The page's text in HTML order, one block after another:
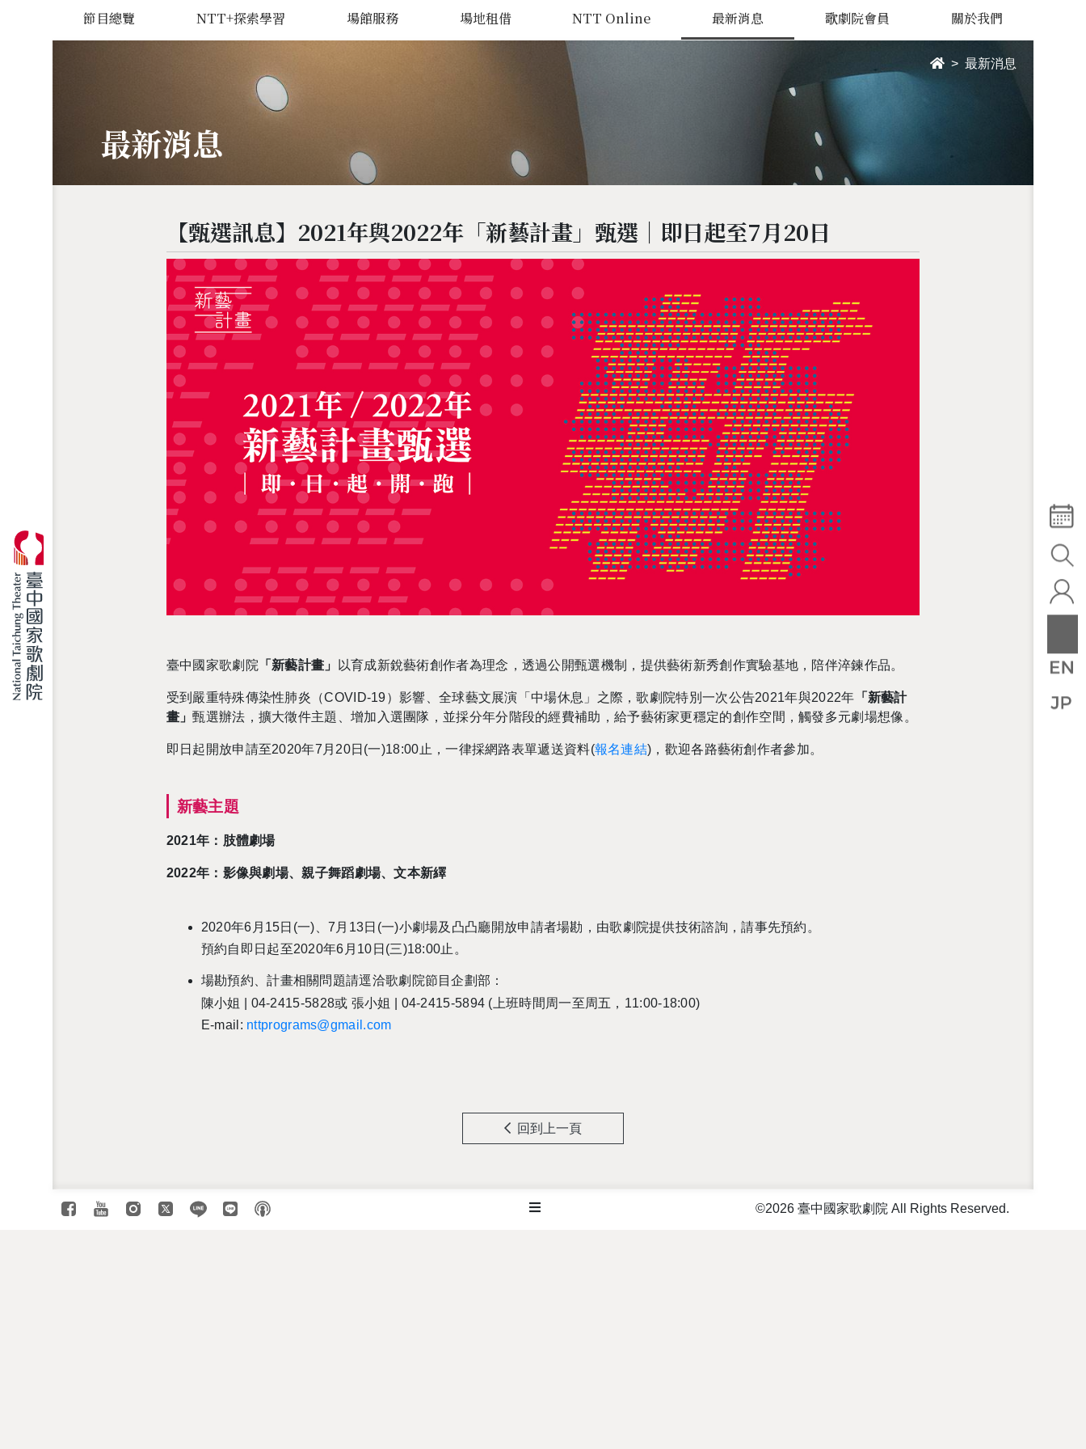
節目總覽 NTT+探索學習 場館服務 場地租借 NTT Online 最新消息 歌劇院會員 關於我們
最新消息
最新消息
【甄選訊息】2021年與2022年「新藝計畫」甄選｜即日起至7月20日
臺中國家歌劇院 「新藝計畫」 以育成新銳藝術創作者為理念，透過公開甄選機制，提供藝術新秀創作實驗基地 ，陪伴淬鍊作品。
受到嚴重特殊傳染性肺炎（COVID-19）影響、全球藝文展演 「中場休息 」 之際，歌劇院特別一次公告2021年與2022年 「新藝計
畫」甄選辦法， 擴大徵件主題、增加入選團隊，並採分年分階段的經費補助，給予藝術家更穩定的創作空間，觸發多元劇場想像。
即日起開放申請至2020年7 月 20日 (一)18:00 止，一律採網路表單遞送資料(報名連結) ，歡迎各路藝術創作者參加。
新藝主題
2021年：肢體劇場
2022年：影像與劇場、親子舞蹈劇場、文本新繹
2020年6 月 15日 (一) 、7 月 13日 (一)小劇場及凸凸廳開放申請者場勘，由歌劇院提供技術諮詢，請事先預約。
預約自即日起至2020年6月 10 日 (三)18:00止。
場勘預約、計畫相關問題請逕洽歌劇院節目企劃部：
陳小姐
| 04-2415-5828或 張小姐 | 04-2415-5894 ( 上班時間周一至周五， 11:00-18:00)
E-mail: nttprograms@gmail.com
回到上一頁
©2026 臺中國家歌劇院 All Rights Reserved.